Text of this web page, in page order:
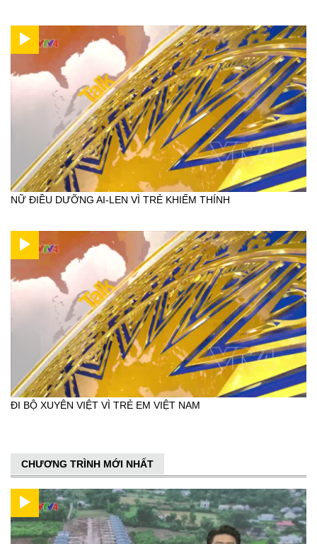
NỮ ĐIỀU DƯỠNG AI-LEN VÌ TRẺ KHIẾM THÍNH
ĐI BỘ XUYÊN VIỆT VÌ TRẺ EM VIỆT NAM
CHƯƠNG TRÌNH MỚI NHẤT